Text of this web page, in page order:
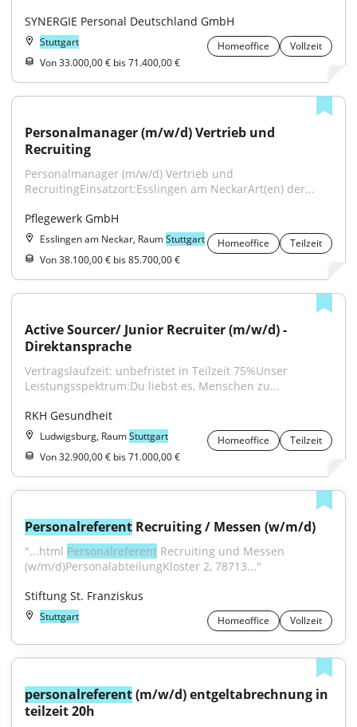
SYNERGIE Personal Deutschland GmbH
Stuttgart Homeoffice
Vollzeit
Von 33.000,00 € bis 71.400,00 €
Personalmanager (m/w/d) Vertrieb und
Recruiting
Personalmanager (m/w/d) Vertrieb und
RecruitingEinsatzort:Esslingen am NeckarArt(en) der...
Pflegewerk GmbH
Esslingen am Neckar, RaumStuttgart Homeoffice
Teilzeit
Von 38.100,00 € bis 85.700,00 €
Active Sourcer/ Junior Recruiter (m/w/d) -
Direktansprache
Vertragslaufzeit: unbefristet in Teilzeit 75%Unser
Leistungsspektrum:Du liebst es, Menschen zu...
RKH Gesundheit
Ludwigsburg, RaumStuttgart Homeoffice
Teilzeit
Von 32.900,00 € bis 71.000,00 €
Personalreferent Recruiting / Messen (w/m/d)
"...html Personalreferent Recruiting und Messen
(w/m/d)PersonalabteilungKloster 2, 78713..."
Stiftung St. Franziskus
Stuttgart Homeoffice Vollzeit
personalreferent (m/w/d) entgeltabrechnung in
teilzeit 20h